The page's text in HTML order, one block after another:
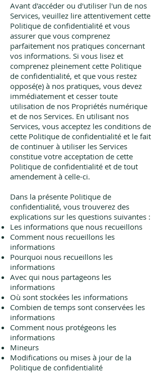
Avant d'accéder ou d'utiliser l'un de nos
Services, veuillez lire attentivement cette
Politique de confidentialité et vous
assurer que vous comprenez
parfaitement nos pratiques concernant
vos informations. Si vous lisez et
comprenez pleinement cette Politique
de confidentialité, et que vous restez
opposé(e) à nos pratiques, vous devez
immédiatement et cesser toute
utilisation de nos Propriétés numérique
et de nos Services. En utilisant nos
Services, vous acceptez les conditions de
cette Politique de confidentialité et le fait
de continuer à utiliser les Services
constitue votre acceptation de cette
Politique de confidentialité et de tout
amendement à celle-ci.
Dans la présente Politique de
confidentialité, vous trouverez des
explications sur les questions suivantes :
Les informations que nous recueillons
Comment nous recueillons les
informations
Pourquoi nous recueillons les
informations
Avec qui nous partageons les
informations
Où sont stockées les informations
Combien de temps sont conservées les
informations
Comment nous protégeons les
informations
Mineurs
Modifications ou mises à jour de la
Politique de confidentialité